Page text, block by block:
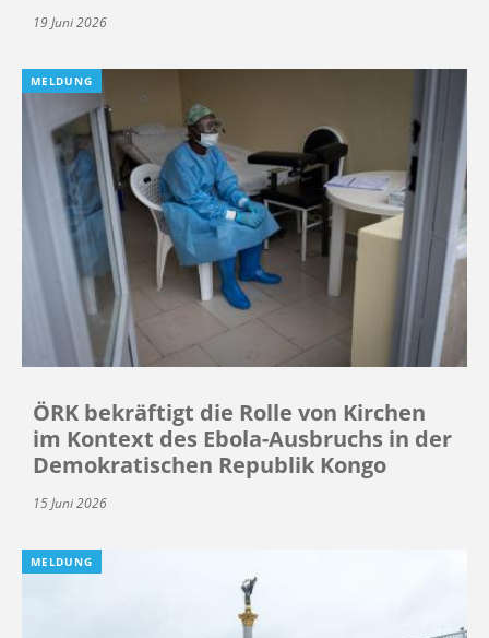
19 Juni 2026
MELDUNG
ÖRK bekräftigt die Rolle von Kirchen
im Kontext des Ebola-Ausbruchs in der
Demokratischen Republik Kongo
15 Juni 2026
MELDUNG